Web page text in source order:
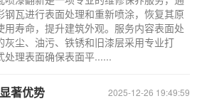
瓦进行表面处理和重新喷涂，恢复其原
用寿命，提升建筑外观。服务内容表面处
尘、油污、铁锈和旧漆层采用专业打
处理表面确保表面平......
2025-12-26 19:49:59
著优势